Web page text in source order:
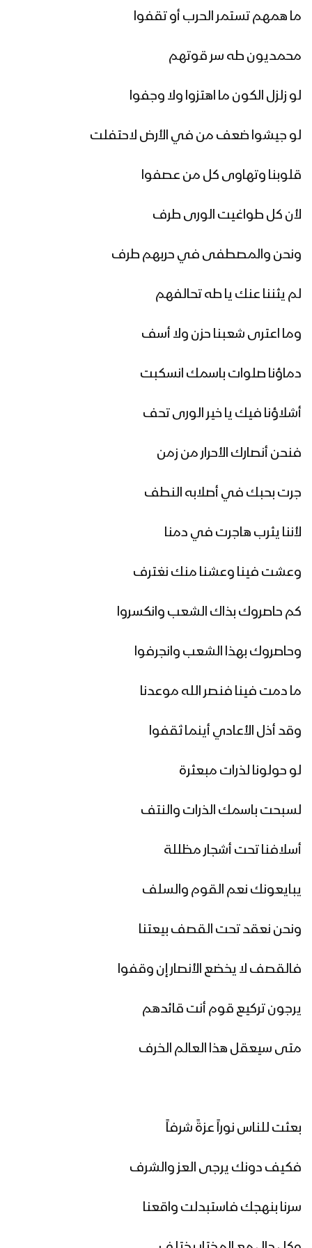
ميادين الجهاد – حلقة بمناسبة المولد
النبوي الشريف من جبهة المزرق حجة –
المركزي احتفاءا بذكرى المولد النبوي
1447هـ
مأرب – مقابلات بمناسبة المولد النبوي
مأرب – إطلاق الالعاب النارية في الجوبة
احتفاءا بذكرى مولد الرسول الاكرم
من مركز المحافظة إلى دماج بمناسبة
وبني حسن بمناسبة المولد النبوي 1447هـ
منار العطاء | فرقة وعد الله 1447هـ
ازكى صلاتي والسلام | أداء كوكبة من
– حسن خانجي 1447هـ
الى طيبة | عبدالخالق البحري – إبراهيم
ميلاد سيدنا | أبو يوسف السلامي 1447هـ
1447هـ
لقادة التعبئة العامة
أشرق النور الإلهي | عيسى الليث 1447هـ
كليب عذراً رسول الله | فرقة أنصار الله
المنشدين 1447هـ
ما همهم تستمر الحرب أو تقفوا
محمديون طه سر قوتهم
لو زلزل الكون ما اهتزوا ولا وجفوا
لو جيشوا ضعف من في الأرض لاحتفلت
قلوبنا وتهاوى كل من عصفوا
لأن كل طواغيت الورى طرف
ونحن والمصطفى في حربهم طرف
لم يثننا عنك يا طه تحالفهم
وما اعترى شعبنا حزن ولا أسف
دماؤنا صلوات باسمك انسكبت
أشلاؤنا فيك يا خير الورى تحف
فنحن أنصارك الأحرار من زمن
جرت بحبك في أصلابه النطف
لأننا يثرب هاجرت في دمنا
وعشت فينا وعشنا منك نغترف
كم حاصروك بذاك الشعب وانكسروا
وحاصروك بهذا الشعب وانجرفوا
ما دمت فينا فنصر الله موعدنا
وقد أذل الأعادي أينما ثقفوا
لو حولونا لذرات مبعثرة
لسبحت باسمك الذرات والنتف
أسلافنا تحت أشجار مظللة
يبايعونك نعم القوم والسلف
ونحن نعقد تحت القصف بيعتنا
فالقصف لا يخضع الأنصار إن وقفوا
يرجون تركيع قوم أنت قائدهم
متى سيعقل هذا العالم الخرف
بعثت للناس نوراً عزةً شرفاً
فكيف دونك يرجى العز والشرف
سرنا بنهجك فاستبدلت واقعنا